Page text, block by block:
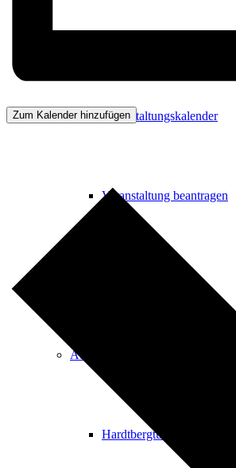
Veranstaltungskalender
Veranstaltung beantragen
Ausflugsziele
Hardtbergturm
Zum Kalender hinzufügen